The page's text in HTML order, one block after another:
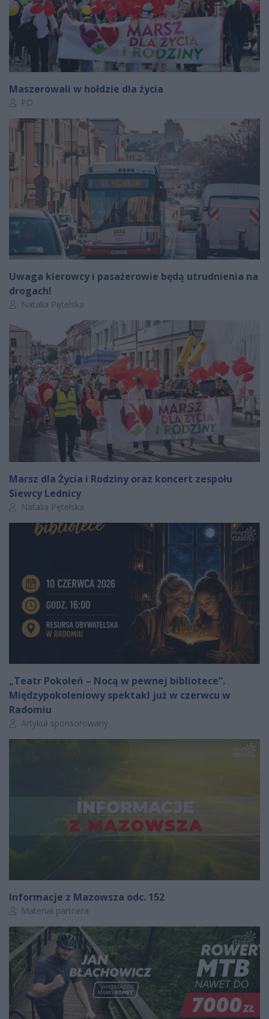
Maszerowali w hołdzie dla życia
Autor artykułu:
PD
Uwaga kierowcy i pasażerowie będą utrudnienia na
drogach!
Autor artykułu:
Natalia Pętelska
Marsz dla Życia i Rodziny oraz koncert zespołu
Siewcy Lednicy
Autor artykułu:
Natalia Pętelska
„Teatr Pokoleń – Nocą w pewnej bibliotece”.
Międzypokoleniowy spektakl już w czerwcu w
Radomiu
Autor artykułu:
Artykuł sponsorowany
Informacje z Mazowsza odc. 152
Autor artykułu:
Materiał partnera